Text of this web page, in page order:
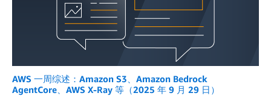
AWS 一周综述：Amazon S3、Amazon Bedrock
AgentCore、AWS X-Ray 等（2025 年 9 月 29 日）